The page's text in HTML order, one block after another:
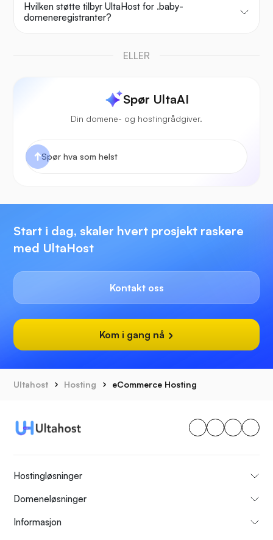
Hvilken støtte tilbyr UltaHost for .baby-
domeneregistranter?
ELLER
Spør UltaAI
Din domene- og hostingrådgiver.
Start i dag, skaler hvert prosjekt raskere
med UltaHost
Kontakt oss
Kom i gang nå
Ultahost Hosting eCommerce Hosting
Hostingløsninger
Domeneløsninger
Informasjon